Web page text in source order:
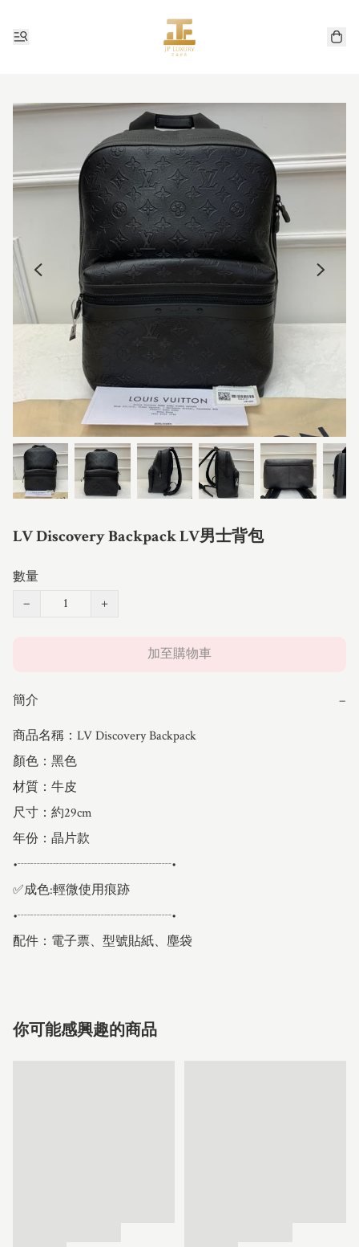
LV Discovery Backpack LV男士背包
數量
−
+
加至購物車
簡介 −
商品名稱：LV Discovery Backpack
顏色：黑色
材質：牛皮
尺寸：約29cm
年份：晶片款
•┈┈┈┈┈┈┈┈┈┈┈┈•
✅成色:輕微使用痕跡
•┈┈┈┈┈┈┈┈┈┈┈┈•
配件：電子票、型號貼紙、塵袋
你可能感興趣的商品